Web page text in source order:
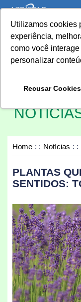
Utilizamos cookies
experiência,
como você
personalizar
Recusar Cookies
to Content
Home Notícias
PLANTAS
SENTIDOS: